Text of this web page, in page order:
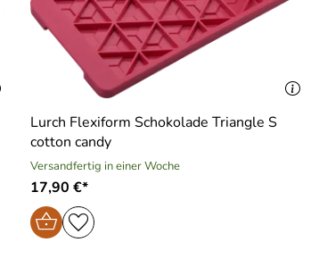
Lurch Flexiform Schokolade Triangle S
cotton candy
Versandfertig in einer Woche
17,90 €*